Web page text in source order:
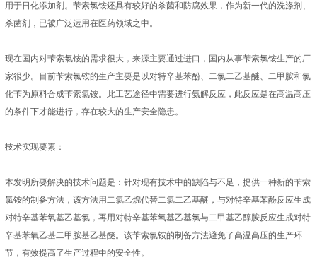
用于日化添加剂。苄索氯铵还具有较好的杀菌和防腐效果，作为新一代的洗涤剂、
杀菌剂，已被广泛运用在医药领域之中。
现在国内对苄索氯铵的需求很大，来源主要通过进口，国内从事苄索氯铵生产的厂
家很少。目前苄索氯铵的生产主要是以对特辛基苯酚、二氯二乙基醚、二甲胺和氯
化苄为原料合成苄索氯铵。此工艺途径中需要进行氨解反应，此反应是在高温高压
的条件下才能进行，存在较大的生产安全隐患。
技术实现要素：
本发明所要解决的技术问题是：针对现有技术中的缺陷与不足，提供一种新的苄索
氯铵的制备方法，该方法用二氯乙烷代替二氯二乙基醚，与对特辛基苯酚反应生成
对特辛基苯氧基乙基氯，再用对特辛基苯氧基乙基氯与二甲基乙醇胺反应生成对特
辛基苯氧乙基二甲胺基乙基醚。该苄索氯铵的制备方法避免了高温高压的生产环
节，有效提高了生产过程中的安全性。